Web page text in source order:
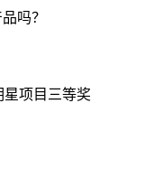
吗？
星项目三等奖